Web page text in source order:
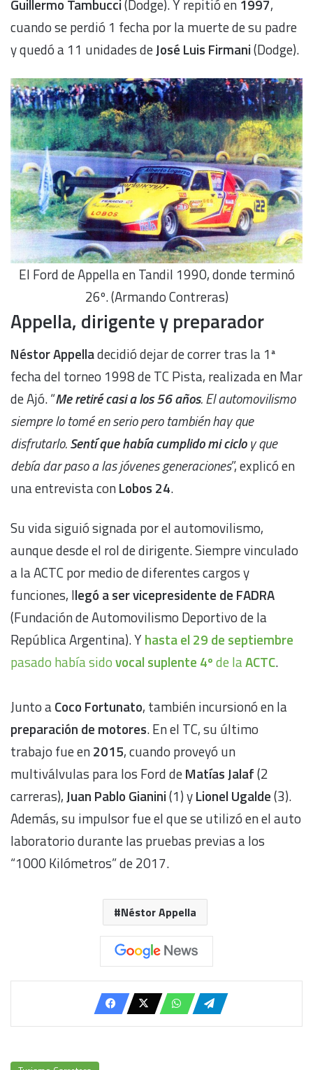
Guillermo Tambucci(Dodge). Y repitió en 1997,
cuando se perdió 1 fecha por la muerte de su padre
y quedó a 11 unidades deJosé Luis Firmani(Dodge).
El Ford de Appella en Tandil 1990, donde terminó
26º. (Armando Contreras)
Appella, dirigente y preparador
Néstor Appelladecidió dejar de correr tras la 1ª
fecha del torneo 1998 de TC Pista, realizada en Mar
de Ajó. “Me retiré casi a los 56 años. El automovilismo
siempre lo tomé en serio pero también hay que
disfrutarlo.Sentí que había cumplido mi cicloy que
debía dar paso a las jóvenes generaciones”, explicó en
una entrevista conLobos 24.
Su vida siguió signada por el automovilismo,
aunque desde el rol de dirigente. Siempre vinculado
a la ACTC por medio de diferentes cargos y
funciones, llegó a ser vicepresidente de FADRA
(Fundación de Automovilismo Deportivo de la
República Argentina). Y hasta el 29 de septiembre
pasado había sidovocal suplente 4ºde laACTC.
Junto aCoco Fortunato, también incursionó en la
preparación de motores. En el TC, su último
trabajo fue en2015, cuando proveyó un
multiválvulas para los Ford deMatías Jalaf(2
carreras),Juan Pablo Gianini(1) yLionel Ugalde(3).
Además, su impulsor fue el que se utilizó en el auto
laboratorio durante las pruebas previas a los
“1000 Kilómetros” de 2017.
Néstor Appella